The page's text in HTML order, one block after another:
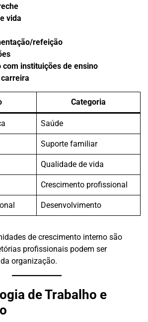
vida
refeição
com instituições de ensino
carreira
Categoria
Saúde
Suporte familiar
Qualidade de vida
Crescimento profissional
Desenvolvimento
de crescimento interno são
profissionais podem ser
organização.
de Trabalho e